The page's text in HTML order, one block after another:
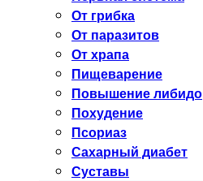
От грибка
От паразитов
От храпа
Пищеварение
Повышение либидо
Похудение
Псориаз
Сахарный диабет
Суставы